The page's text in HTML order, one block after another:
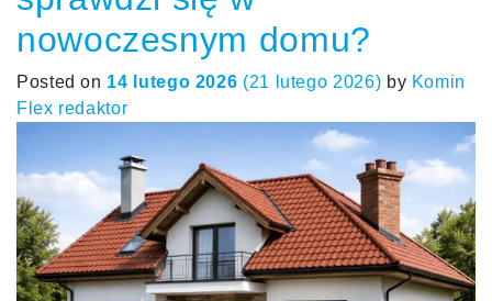
nowoczesnym domu?
Posted on 14 lutego 2026 (21 lutego 2026) by Komin
Flex redaktor